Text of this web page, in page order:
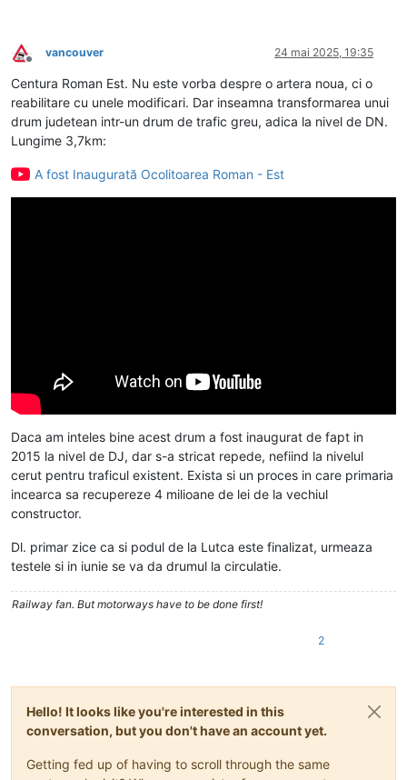
Deconectat
vancouver 24 mai 2025, 19:35
Centura Roman Est. Nu este vorba despre o artera noua, ci o
reabilitare cu unele modificari. Dar inseamna transformarea unui
drum judetean intr-un drum de trafic greu, adica la nivel de DN.
Lungime 3,7km:
A fost Inaugurată Ocolitoarea Roman - Est
Daca am inteles bine acest drum a fost inaugurat de fapt in
2015 la nivel de DJ, dar s-a stricat repede, nefiind la nivelul
cerut pentru traficul existent. Exista si un proces in care primaria
incearca sa recupereze 4 milioane de lei de la vechiul
constructor.
Dl. primar zice ca si podul de la Lutca este finalizat, urmeaza
testele si in iunie se va da drumul la circulatie.
Railway fan. But motorways have to be done first!
2
Hello! It looks like you're interested in this
conversation, but you don't have an account yet.
Getting fed up of having to scroll through the same